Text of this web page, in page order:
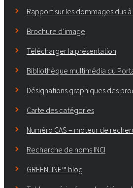
Rapport sur les dommages dus
Brochure d’image
Télécharger la présentation
Bibliothèque multimédia du
Désignations graphiques des
Carte des catégories
Numéro CAS – moteur de
Recherche de noms INCI
GREENLINE™ blog